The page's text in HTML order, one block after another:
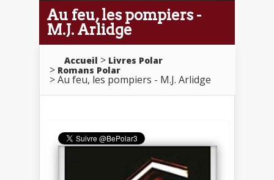
Au feu, les pompiers -
M.J. Arlidge
Accueil
Livres Polar
Romans Polar
Au feu, les pompiers - M.J. Arlidge